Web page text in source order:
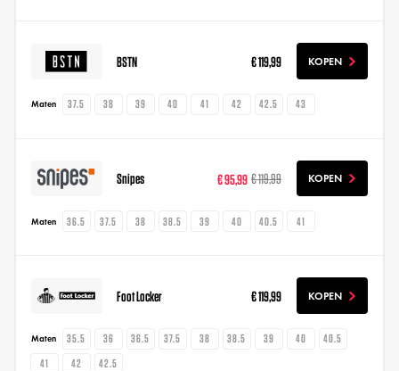
BSTN € 119,99 KOPEN
Maten 37.5 38 39 40 41 42 42.5 43
Snipes € 95,99 € 119,99 KOPEN
Maten 36.5 37.5 38 38.5 39 40 40.5 41
Foot Locker € 119,99 KOPEN
Maten 35.5 36 36.5 37.5 38 38.5 39 40
40.5
41
42 42.5